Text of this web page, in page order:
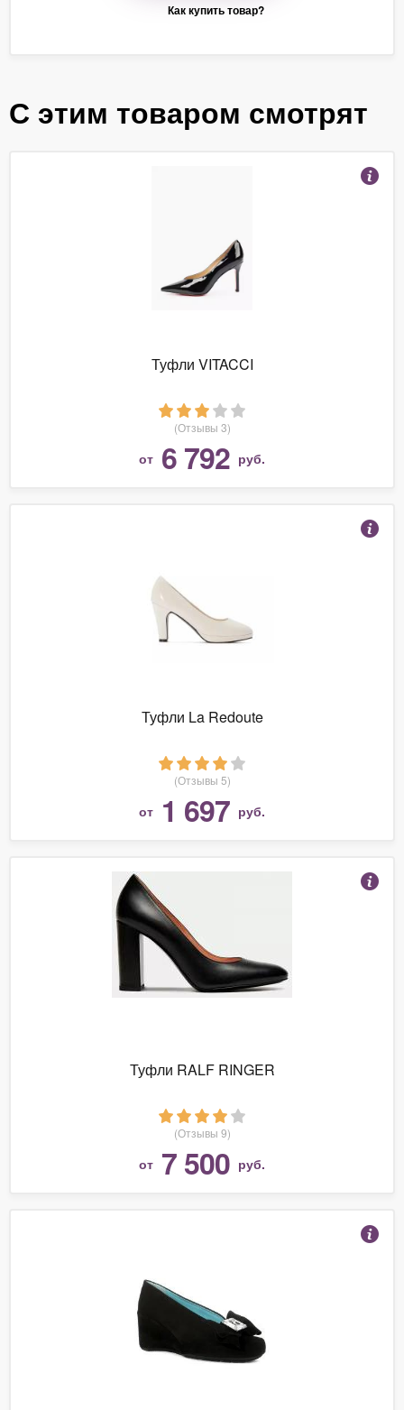
Как купить товар?
С этим товаром смотрят
Туфли VITACCI
(Отзывы 3)
от 6 792 руб.
Туфли La Redoute
(Отзывы 5)
от 1 697 руб.
Туфли RALF RINGER
(Отзывы 9)
от 7 500 руб.